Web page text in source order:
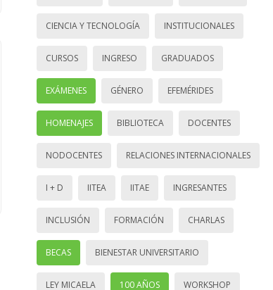
CIENCIA Y TECNOLOGÍA INSTITUCIONALES
CURSOS INGRESO GRADUADOS
EXÁMENES GÉNERO EFEMÉRIDES
HOMENAJES BIBLIOTECA DOCENTES
NODOCENTES RELACIONES INTERNACIONALES
I + D IITEA IITAE INGRESANTES
INCLUSIÓN FORMACIÓN CHARLAS
BECAS BIENESTAR UNIVERSITARIO
LEY MICAELA 100 AÑOS WORKSHOP